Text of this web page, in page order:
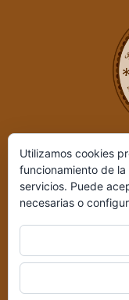
Aviso legal y
Utilizamos cookies
funcionamiento de
servicios. Puede
necesarias o